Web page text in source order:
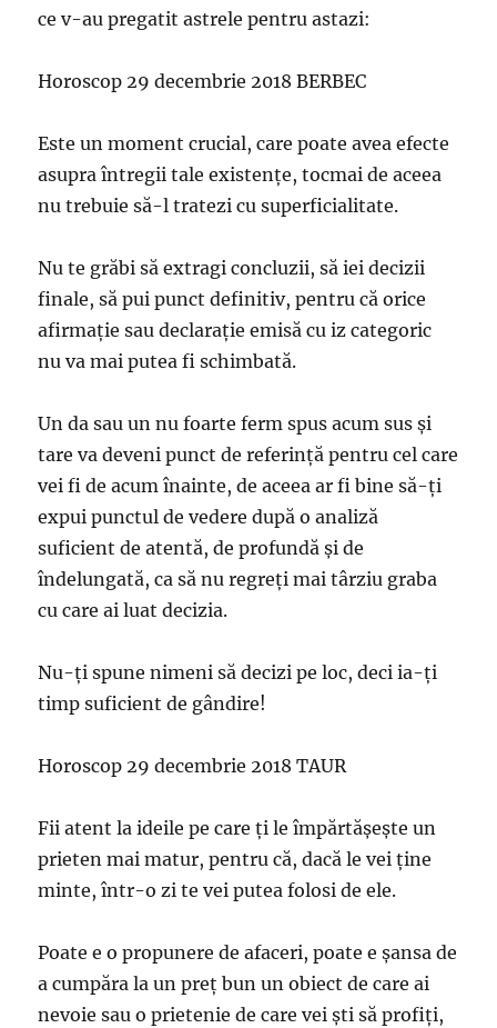
ce v-au pregatit astrele pentru astazi:
Horoscop 29 decembrie 2018 BERBEC
Este un moment crucial, care poate avea efecte
asupra întregii tale existenţe, tocmai de aceea
nu trebuie să-l tratezi cu superficialitate.
Nu te grăbi să extragi concluzii, să iei decizii
finale, să pui punct definitiv, pentru că orice
afirmaţie sau declaraţie emisă cu iz categoric
nu va mai putea fi schimbată.
Un da sau un nu foarte ferm spus acum sus şi
tare va deveni punct de referinţă pentru cel care
vei fi de acum înainte, de aceea ar fi bine să-ţi
expui punctul de vedere după o analiză
suficient de atentă, de profundă şi de
îndelungată, ca să nu regreţi mai târziu graba
cu care ai luat decizia.
Nu-ţi spune nimeni să decizi pe loc, deci ia-ţi
timp suficient de gândire!
Horoscop 29 decembrie 2018 TAUR
Fii atent la ideile pe care ţi le împărtăşeşte un
prieten mai matur, pentru că, dacă le vei ţine
minte, într-o zi te vei putea folosi de ele.
Poate e o propunere de afaceri, poate e şansa de
a cumpăra la un preţ bun un obiect de care ai
nevoie sau o prietenie de care vei şti să profiţi,